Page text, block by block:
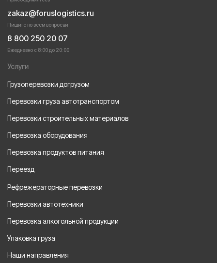
zakaz@foruslogistics.ru
Пишите по всем вопросаи
8 800 250 20 07
Ежедневно с 8:00 до 20:00
Услуги
Грузоперевозки догрузом
Перевозки груза автотранспортом
Перевозки строительных материалов
Перевозка оборудования
Перевозка продуктов питания
Переезд
Рефрежераторные перевозки
Перевозки автотехники
Перевозка алкогольной продукции
Упаковка груза
Наши направления